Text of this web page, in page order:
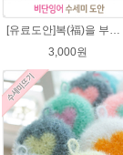
[유료도안]복(福)을 부르는 비단잉어 수세미 코바늘뜨기 도안+꼬리부분 동영상 /복수세미뜨기/수세미실/반짝이수세미/반짝이실/ 힐링 웰빙수세미 퐁퐁수세미 코바늘수세미
3,000원